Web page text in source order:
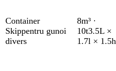
Container
Skippentru gunoi
divers
8m³ ·
10t3.5L ×
1.7l × 1.5h